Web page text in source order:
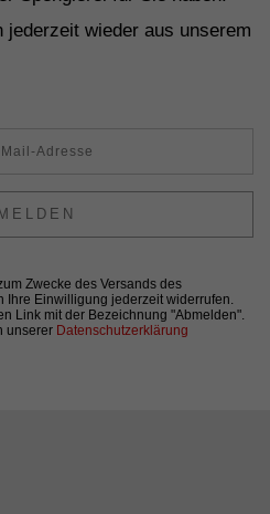
wieder aus unserem
Zwecke des Versands des
Ihre Einwilligung jederzeit widerrufen.
Link mit der Bezeichnung "Abmelden".
unserer Datenschutzerklärung